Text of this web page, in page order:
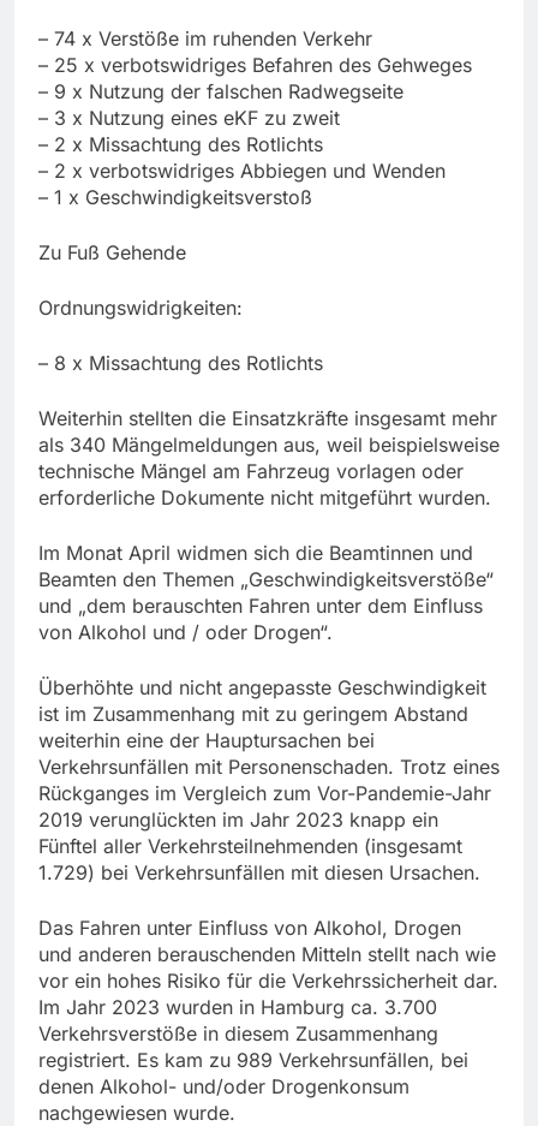
– 74 x Verstöße im ruhenden Verkehr
– 25 x verbotswidriges Befahren des Gehweges
– 9 x Nutzung der falschen Radwegseite
– 3 x Nutzung eines eKF zu zweit
– 2 x Missachtung des Rotlichts
– 2 x verbotswidriges Abbiegen und Wenden
– 1 x Geschwindigkeitsverstoß
Zu Fuß Gehende
Ordnungswidrigkeiten:
– 8 x Missachtung des Rotlichts
Weiterhin stellten die Einsatzkräfte insgesamt mehr
als 340 Mängelmeldungen aus, weil beispielsweise
technische Mängel am Fahrzeug vorlagen oder
erforderliche Dokumente nicht mitgeführt wurden.
Im Monat April widmen sich die Beamtinnen und
Beamten den Themen „Geschwindigkeitsverstöße“
und „dem berauschten Fahren unter dem Einfluss
von Alkohol und / oder Drogen“.
Überhöhte und nicht angepasste Geschwindigkeit
ist im Zusammenhang mit zu geringem Abstand
weiterhin eine der Hauptursachen bei
Verkehrsunfällen mit Personenschaden. Trotz eines
Rückganges im Vergleich zum Vor-Pandemie-Jahr
2019 verunglückten im Jahr 2023 knapp ein
Fünftel aller Verkehrsteilnehmenden (insgesamt
1.729) bei Verkehrsunfällen mit diesen Ursachen.
Das Fahren unter Einfluss von Alkohol, Drogen
und anderen berauschenden Mitteln stellt nach wie
vor ein hohes Risiko für die Verkehrssicherheit dar.
Im Jahr 2023 wurden in Hamburg ca. 3.700
Verkehrsverstöße in diesem Zusammenhang
registriert. Es kam zu 989 Verkehrsunfällen, bei
denen Alkohol- und/oder Drogenkonsum
nachgewiesen wurde.